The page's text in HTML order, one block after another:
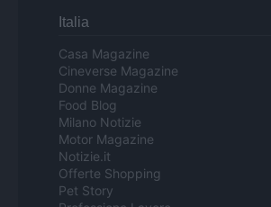
Italia
Casa Magazine
Cineverse Magazine
Donne Magazine
Food Blog
Milano Notizie
Motor Magazine
Notizie.it
Offerte Shopping
Pet Story